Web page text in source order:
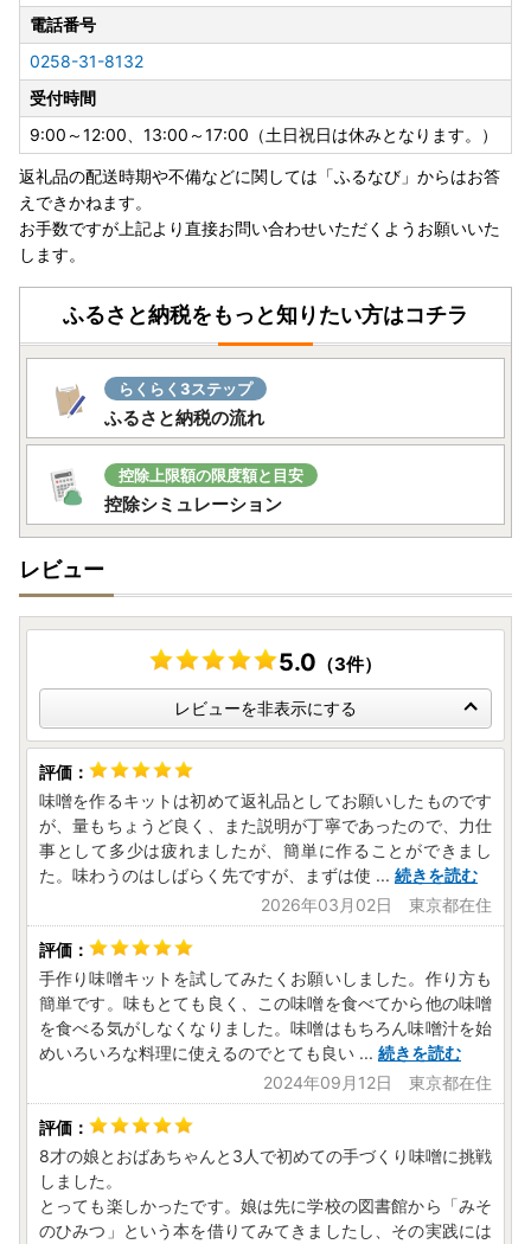
電話番号
0258-31-8132
受付時間
9:00～12:00、13:00～17:00（土日祝日は休みとなります。）
返礼品の配送時期や不備などに関しては「ふるなび」からはお答
えできかねます。
お手数ですが上記より直接お問い合わせいただくようお願いいた
します。
ふるさと納税をもっと知りたい方はコチラ
らくらく3ステップ
ふるさと納税の流れ
控除上限額の限度額と目安
控除シミュレーション
レビュー
5.0 （3件）
レビューを非表示にする
味噌を作るキットは初めて返礼品としてお願いしたものです
が、量もちょうど良く、また説明が丁寧であったので、力仕
事として多少は疲れましたが、簡単に作ることができまし
た。味わうのはしばらく先ですが、まずは使 ... 続きを読む
2026年03月02日 東京都在住
手作り味噌キットを試してみたくお願いしました。作り方も
簡単です。味もとても良く、この味噌を食べてから他の味噌
を食べる気がしなくなりました。味噌はもちろん味噌汁を始
めいろいろな料理に使えるのでとても良い ... 続きを読む
2024年09月12日 東京都在住
8才の娘とおばあちゃんと3人で初めての手づくり味噌に挑戦
しました。
とっても楽しかったです。娘は先に学校の図書館から「みそ
のひみつ」という本を借りてみてきましたし、その実践には